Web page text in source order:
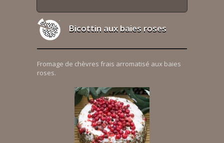
Bicottin aux baies roses
Fromage de chèvres frais arromatisé aux baies
roses.